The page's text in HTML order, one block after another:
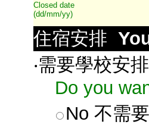
Closed date
(dd/mm/yy)
住宿安排
‧需要學校安
Do you
No 不